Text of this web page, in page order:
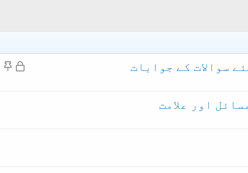
م
سوالات کے جوابات
اور علامت